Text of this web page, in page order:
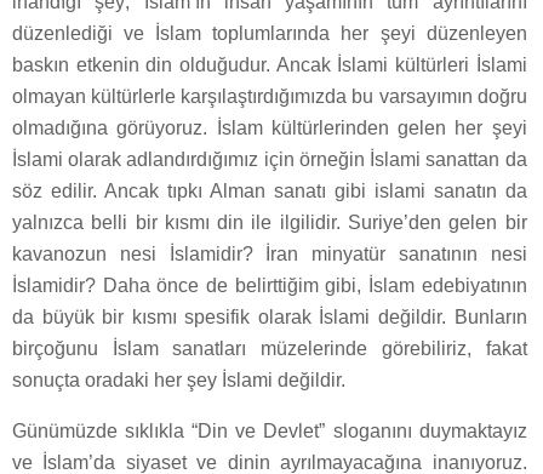
düzenlediği ve İslam toplumlarında her şeyi düzenleyen
baskın etkenin din olduğudur. Ancak İslami kültürleri İslami
olmayan kültürlerle karşılaştırdığımızda bu varsayımın doğru
olmadığına görüyoruz. İslam kültürlerinden gelen her şeyi
İslami olarak adlandırdığımız için örneğin İslami sanattan da
söz edilir. Ancak tıpkı Alman sanatı gibi islami sanatın da
yalnızca belli bir kısmı din ile ilgilidir. Suriye’den gelen bir
kavanozun nesi İslamidir? İran minyatür sanatının nesi
İslamidir? Daha önce de belirttiğim gibi, İslam edebiyatının
da büyük bir kısmı spesifik olarak İslami değildir. Bunların
birçoğunu İslam sanatları müzelerinde görebiliriz, fakat
sonuçta oradaki her şey İslami değildir.
Günümüzde sıklıkla “Din ve Devlet” sloganını duymaktayız
ve İslam’da siyaset ve dinin ayrılmayacağına inanıyoruz.